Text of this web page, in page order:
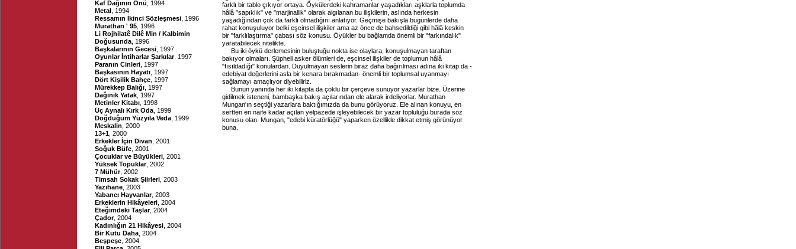
Kaf Dağının Önü , 1994
Metal , 1994
Ressamın İkinci Sözleşmesi , 1996
Murathan ' 95 , 1996
Li Rojhilatê Dilê Min / Kalbimin
Doğusunda , 1996
Başkalarının Gecesi , 1997
Oyunlar İntiharlar Şarkılar, 1997
Paranın Cinleri , 1997
Başkasının Hayatı , 1997
Dört Kişilik Bahçe , 1997
Mürekkep Balığı , 1997
Dağınık Yatak , 1997
Metinler Kitabı , 1998
Üç Aynalı Kırk Oda , 1999
Doğduğum Yüzyıla Veda , 1999
Meskalin , 2000
13+1 , 2000
Erkekler İçin Divan , 2001
Soğuk Büfe , 2001
Çocuklar ve Büyükleri , 2001
Yüksek Topuklar, 2002
7 Mühür, 2002
Timsah Sokak Şiirleri , 2003
Yazıhane , 2003
Yabancı Hayvanlar, 2003
Erkeklerin Hikâyeleri , 2004
Eteğimdeki Taşlar, 2004
Çador, 2004
Kadınlığın 21 Hikâyesi , 2004
Bir Kutu Daha , 2004
Beşpeşe , 2004
farklı bir tablo çıkıyor ortaya. Öykülerdeki kahramanlar yaşadıkları aşklarla toplumda
hâlâ "sapıklık" ve "marjinallik" olarak algılanan bu ilişkilerin, aslında herkesin
yaşadığından çok da farklı olmadığını anlatıyor. Geçmişe bakışla bugünlerde daha
rahat konuşuluyor belki eşcinsel ilişkiler ama az önce de bahsedildiği gibi hâlâ keskin
bir "farklılaştırma" çabası söz konusu. Öyükler bu bağlamda önemli bir "farkındalık"
yaratabilecek nitelikte.
Bu iki öykü derlemesinin buluştuğu nokta ise olaylara, konuşulmayan taraftan
bakıyor olmaları. Şüpheli asker ölümleri de, eşcinsel ilişkiler de toplumun hâlâ
"fısıldadığı" konulardan. Duyulmayan seslerin biraz daha bağırılması adına iki kitap da -
edebiyat değerlerini asla bir kenara bırakmadan- önemli bir toplumsal uyanmayı
sağlamayı amaçlıyor diyebiliriz.
Bunun yanında her iki kitapta da çoklu bir çerçeve sunuyor yazarlar bize. Üzerine
gidilmek isteneni, bambaşka bakış açılarından ele alarak irdeliyorlar. Murathan
Mungan'ın seçtiği yazarlara baktığımızda da bunu görüyoruz. Ele alınan konuyu, en
sertten en naife kadar açılan yelpazede işleyebilecek bir yazar topluluğu burada söz
konusu olan. Mungan, "edebi küratörlüğü" yaparken özellikle dikkat etmiş görünüyor
buna.